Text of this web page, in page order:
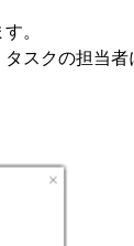
。
スクの担当